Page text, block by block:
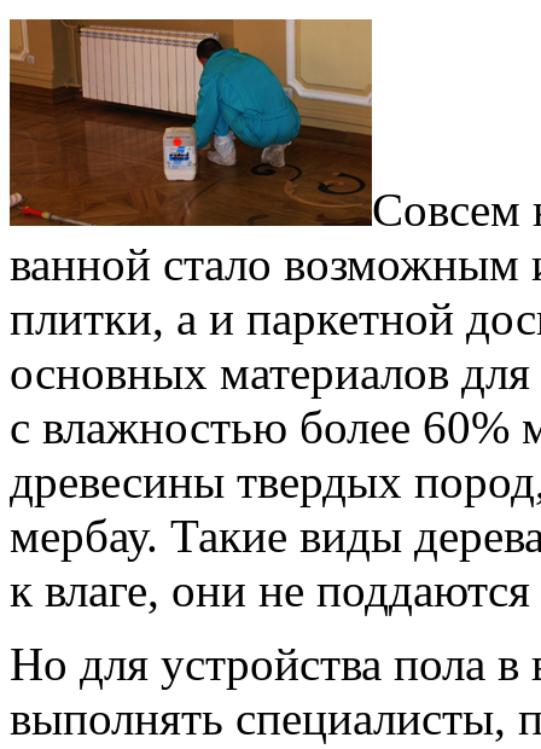
Совсем
ванной стало возможным
плитки, а и паркетной
основных материалов
с влажностью более 60%
древесины твердых
мербау. Такие виды
к влаге, они не
Но для устройства пола
выполнять специалисты,